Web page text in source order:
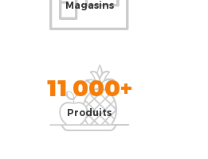
Magasins
11 000+
Produits